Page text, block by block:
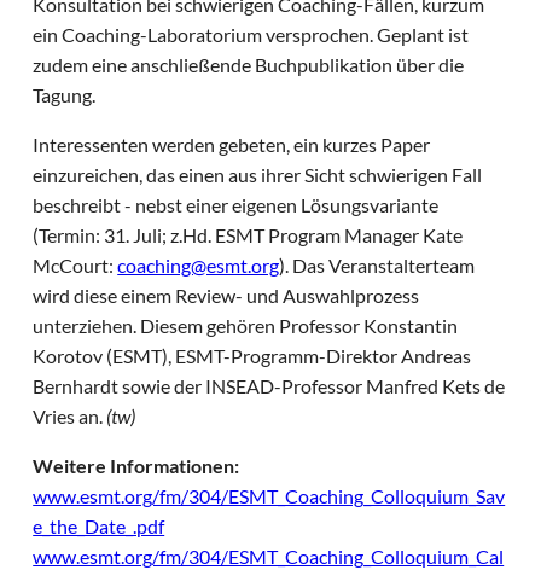
Konsultation bei schwierigen Coaching-Fällen, kurzum
ein Coaching-Laboratorium versprochen. Geplant ist
zudem eine anschließende Buchpublikation über die
Tagung.
Interessenten werden gebeten, ein kurzes Paper
einzureichen, das einen aus ihrer Sicht schwierigen Fall
beschreibt - nebst einer eigenen Lösungsvariante
(Termin: 31. Juli; z.Hd. ESMT Program Manager Kate
McCourt:coaching@esmt.org). Das Veranstalterteam
wird diese einem Review- und Auswahlprozess
unterziehen. Diesem gehören Professor Konstantin
Korotov (ESMT), ESMT-Programm-Direktor Andreas
Bernhardt sowie der INSEAD-Professor Manfred Kets de
Vries an. (tw)
Weitere Informationen:
www.esmt.org/fm/304/ESMT_Coaching_Colloquium_Sav
e_the_Date_.pdf
www.esmt.org/fm/304/ESMT_Coaching_Colloquium_Cal